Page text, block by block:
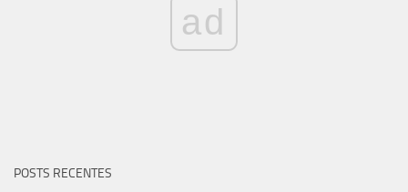
ad
POSTS RECENTES